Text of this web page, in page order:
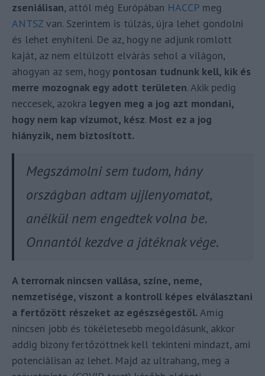
zseniálisan, attól még Európában HACCP meg
ANTSZ van. Szerintem is túlzás, újra lehet gondolni
és lehet enyhíteni. De az, hogy ne adjunk romlott
kaját, az nem eltúlzott elvárás sehol a világon,
ahogyan az sem, hogy pontosan tudnunk kell, kik és
merre mozognak egy adott területen. Akik pedig
neccesek, azokra legyen meg a jog azt mondani,
hogy nem kap vízumot, kész. Most ez a jog
hiányzik, nem biztosított.
Megszámolni sem tudom, hány
országban adtam ujjlenyomatot,
anélkül nem engedtek volna be.
Onnantól kezdve a játéknak vége.
A terrornak nincsen vallása, színe, neme,
nemzetisége, viszont a kontroll képes elválasztani
a fertőzött részeket az egészségestől. Amíg
nincsen jobb és tökéletesebb megoldásunk, akkor
addig bizony fertőzöttnek kell tekinteni mindazt, ami
potenciálisan az lehet. Majd az ultrahang, meg a